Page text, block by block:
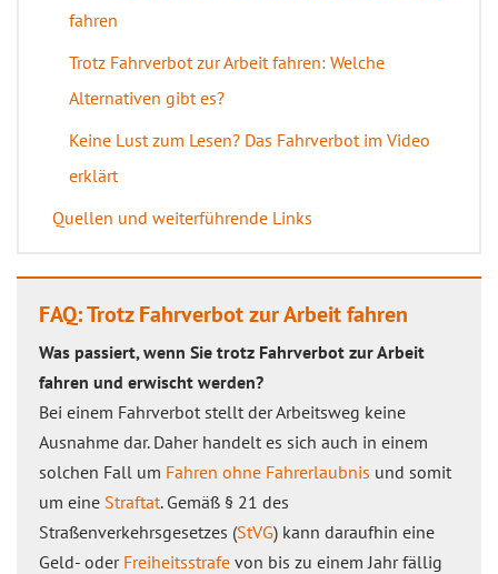
fahren
Trotz Fahrverbot zur Arbeit fahren: Welche
Alternativen gibt es?
Keine Lust zum Lesen? Das Fahrverbot im Video
erklärt
Quellen und weiterführende Links
FAQ: Trotz Fahrverbot zur Arbeit fahren
Was passiert, wenn Sie trotz Fahrverbot zur Arbeit
fahren und erwischt werden?
Bei einem Fahrverbot stellt der Arbeitsweg keine
Ausnahme dar. Daher handelt es sich auch in einem
solchen Fall um Fahren ohne Fahrerlaubnis und somit
um eine Straftat. Gemäß § 21 des
Straßenverkehrsgesetzes (StVG) kann daraufhin eine
Geld- oder Freiheitsstrafe von bis zu einem Jahr fällig